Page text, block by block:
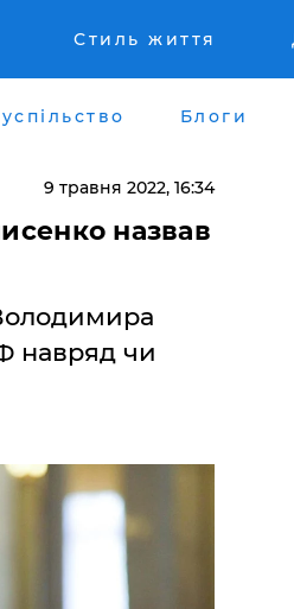
Стиль життя
Блоги
9 травня 2022, 16:34
назвав
навряд чи